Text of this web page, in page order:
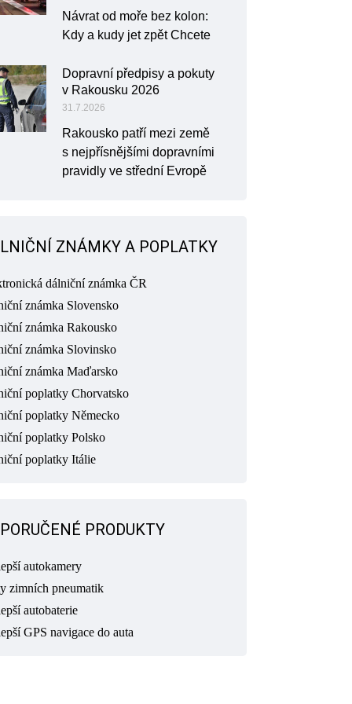
Návrat od moře bez kolon:
Kdy a kudy jet zpět Chcete
Dopravní předpisy a pokuty
v Rakousku 2026
31.7.2026
Rakousko patří mezi země
s nejpřísnějšími dopravními
pravidly ve střední Evropě
ZNÁMKY A POPLATKY
dálniční známka ČR
známka Slovensko
známka Rakousko
známka Slovinsko
známka Maďarsko
poplatky Chorvatsko
poplatky Německo
poplatky Polsko
poplatky Itálie
PRODUKTY
autokamery
zimních pneumatik
autobaterie
GPS navigace do auta